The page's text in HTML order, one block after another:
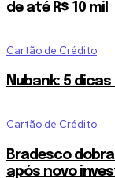
de até R$ 10 mil
Cartão de Crédito
Nubank: 5
Cartão de Crédito
Bradesco
após novo